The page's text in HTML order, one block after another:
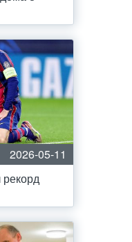
2026-05-11